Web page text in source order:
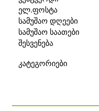
ელ.ფოსტა
სამუშაო დღეები
სამუშაო საათები
შესვენება
კატეგორიები